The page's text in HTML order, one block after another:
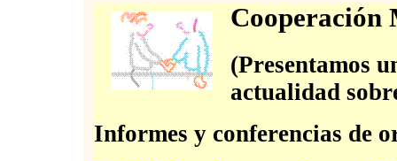
(Presentamos
actualidad
Informes y conferencias de